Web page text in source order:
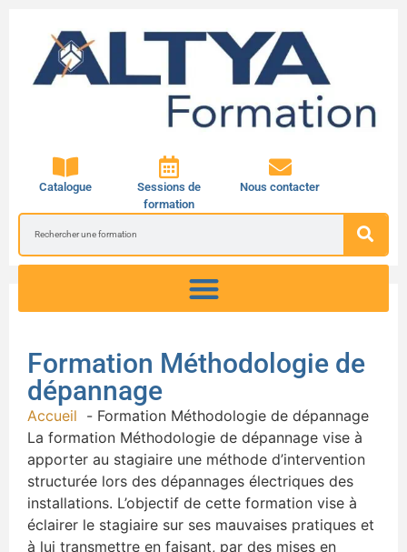
Catalogue
Sessions de
formation
Nous contacter
Formation Méthodologie de
dépannage
Accueil
Formation Méthodologie de dépannage
La formation Méthodologie de dépannage vise à
apporter au stagiaire une méthode d’intervention
structurée lors des dépannages électriques des
installations. L’objectif de cette formation vise à
éclairer le stagiaire sur ses mauvaises pratiques et
à lui transmettre en faisant, par des mises en